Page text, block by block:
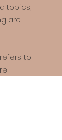
topics,
are
to